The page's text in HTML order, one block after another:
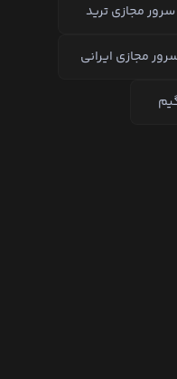
سرور مجازی ترید
مجازی ایرانی